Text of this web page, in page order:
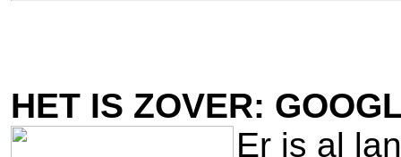
HET IS ZOVER:
Er is al